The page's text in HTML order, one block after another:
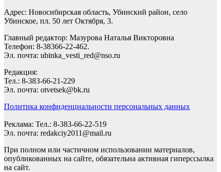
Адрес: Новосибирская область, Убинский район, село
Убинское, пл. 50 лет Октября, 3.
Главный редактор: Мазурова Наталья Викторовна
Телефон: 8-38366-22-462.
Эл. почта: ubinka_vesti_red@nso.ru
Редакция:
Тел.: 8-383-66-21-229
Эл. почта: otvetsek@bk.ru
Политика конфиденциальности персональных данных
Реклама: Тел.: 8-383-66-22-519
Эл. почта: redakciy2011@mail.ru
При полном или частичном использовании материалов,
опубликованных на сайте, обязательна активная гиперссылка
на сайт.